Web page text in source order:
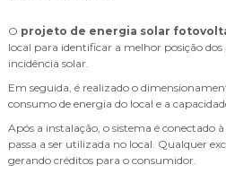
O projeto de energia solar
local para identificar a melhor posição dos
incidência solar.
Em seguida, é realizado o
consumo de energia do local e a
Após a instalação, o sistema é conectado
passa a ser utilizada no local. Qualquer
gerando créditos para o consumidor.